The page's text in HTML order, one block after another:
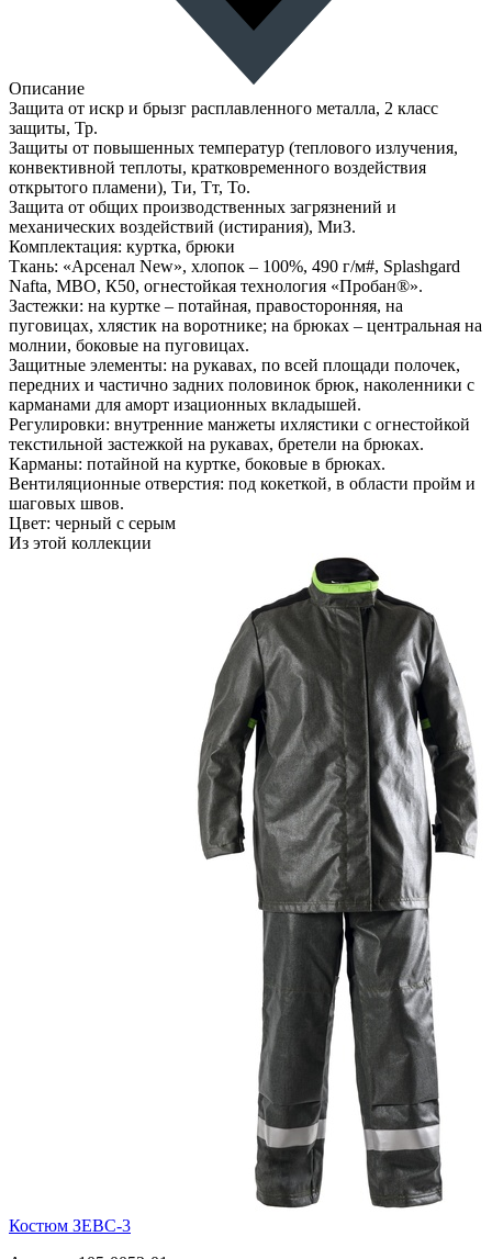
Описание
Защита от искр и брызг расплавленного металла, 2 класс
защиты, Тр.
Защиты от повышенных температур (теплового излучения,
конвективной теплоты, кратковременного воздействия
открытого пламени), Ти, Тт, То.
Защита от общих производственных загрязнений и
механических воздействий (истирания), МиЗ.
Комплектация: куртка, брюки
Ткань: «Арсенал New», хлопок – 100%, 490 г/м#, Splashgard
Nafta, МВО, К50, огнестойкая технология «Пробан®».
Застежки: на куртке – потайная, правосторонняя, на
пуговицах, хлястик на воротнике; на брюках – центральная на
молнии, боковые на пуговицах.
Защитные элементы: на рукавах, по всей площади полочек,
передних и частично задних половинок брюк, наколенники с
карманами для аморт изационных вкладышей.
Регулировки: внутренние манжеты ихлястики с огнестойкой
текстильной застежкой на рукавах, бретели на брюках.
Карманы: потайной на куртке, боковые в брюках.
Вентиляционные отверстия: под кокеткой, в области пройм и
шаговых швов.
Цвет: черный с серым
Из этой коллекции
Костюм ЗЕВС-3